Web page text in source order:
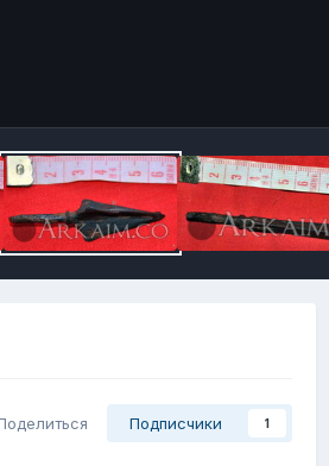
Подписчики 1